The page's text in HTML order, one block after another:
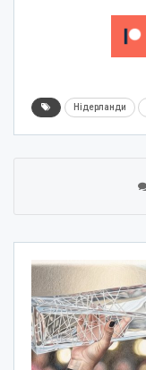
Нідерланди